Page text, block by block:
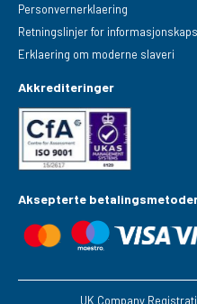
Personvernerklaering
Retningslinjer for
Erklaering om moderne slaveri
Akkrediteringer
Aksepterte
UK Company